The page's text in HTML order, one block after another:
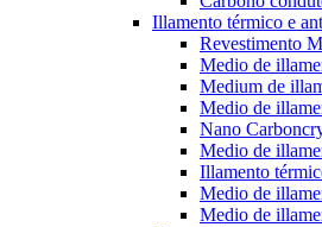
Illamento térmico e
Revestimento
Medio de
Medium de
Medio de
Nano
Medio de
Illamento
Medio de
Medio de